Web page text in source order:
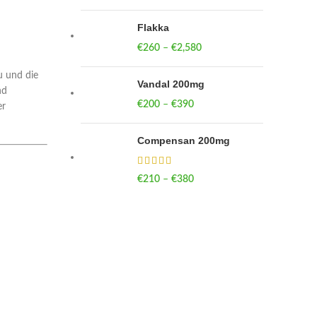
und die
Flakka
€260 – €2,580Price range:
Vandal 200mg
€200 – €390Price range: €200
Compensan 200mg
€210 – €380Price range: €210